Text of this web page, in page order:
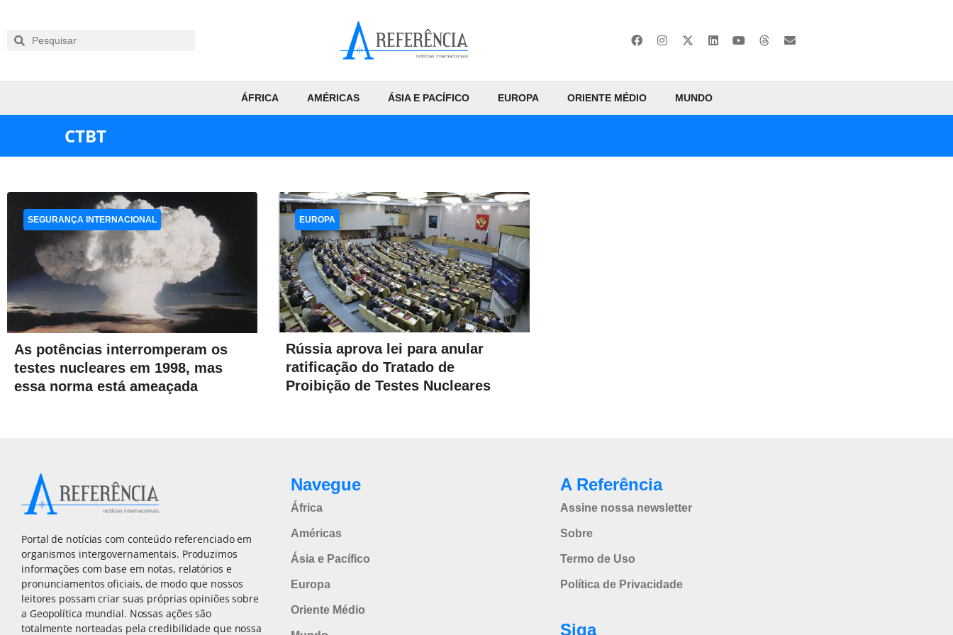
ÁFRICA AMÉRICAS ÁSIA E PACÍFICO EUROPA ORIENTE MÉDIO MUNDO
CTBT
As potências interromperam os
testes nucleares em 1998, mas
essa norma está ameaçada
SEGURANÇA INTERNACIONAL
Rússia aprova lei para anular
ratificação do Tratado de
Proibição de Testes Nucleares
EUROPA
Portal de notícias com conteúdo referenciado em
organismos intergovernamentais. Produzimos
informações com base em notas, relatórios e
pronunciamentos oficiais, de modo que nossos
leitores possam criar suas próprias opiniões sobre
a Geopolítica mundial. Nossas ações são
totalmente norteadas pela credibilidade que nossa
Navegue
África
Américas
Ásia e Pacífico
Europa
Oriente Médio
A Referência
Assine nossa newsletter
Sobre
Termo de Uso
Política de Privacidade
Siga